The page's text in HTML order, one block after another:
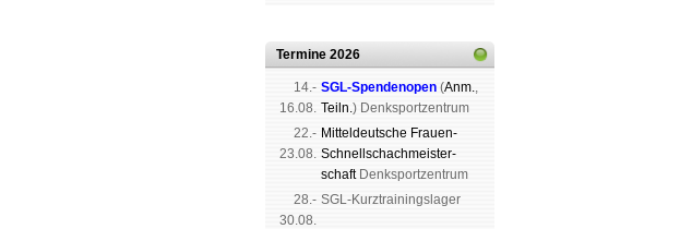
Termine 2026
14.-
16.08.
SGL-Spenden­open (Anm.,
Teiln.) Denk­sport­zen­trum
22.-
23.08.
Mit­tel­deu­tsche Frauen-
Schnell­schach­meis­ter­
schaftDenk­sport­zen­trum
28.-
30.08.
SGL-Kurz­trai­nings­lager